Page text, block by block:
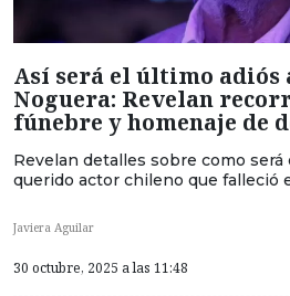
Así será el último adiós
Noguera: Revelan
fúnebre y homenaje de
Revelan detalles sobre como
querido actor chileno que falleció
Javiera Aguilar
30 octubre, 2025 a las 11:48